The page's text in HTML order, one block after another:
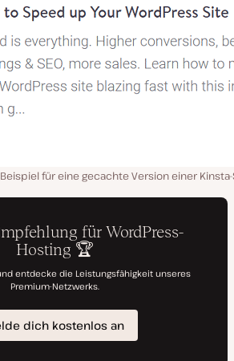
Beispiel für eine gecachte Version einer